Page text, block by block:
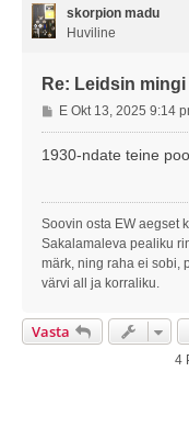
s
skorpion madu
Huviline
Re: Leidsin mingi
P
o
s
t
u
s
E Okt 13, 2025 9:14
1930-ndate teine
Soovin osta EW aegset
Sakalamaleva pealiku
märk, ning raha ei sobi,
värvi all ja korraliku.
Vasta
4